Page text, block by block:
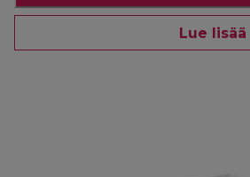
Lue lisää